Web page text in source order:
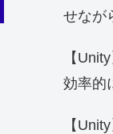
せなが
【
効率的
【